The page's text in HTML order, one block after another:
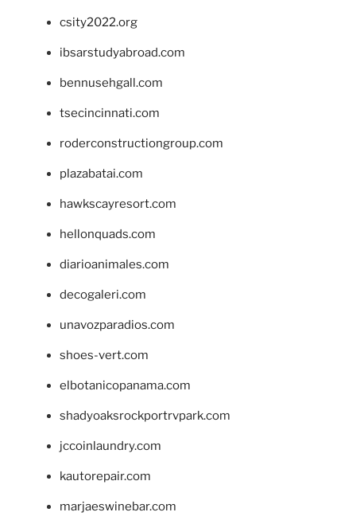
csity2022.org
ibsarstudyabroad.com
bennusehgall.com
tsecincinnati.com
roderconstructiongroup.com
plazabatai.com
hawkscayresort.com
hellonquads.com
diarioanimales.com
decogaleri.com
unavozparadios.com
shoes-vert.com
elbotanicopanama.com
shadyoaksrockportrvpark.com
jccoinlaundry.com
kautorepair.com
marjaeswinebar.com